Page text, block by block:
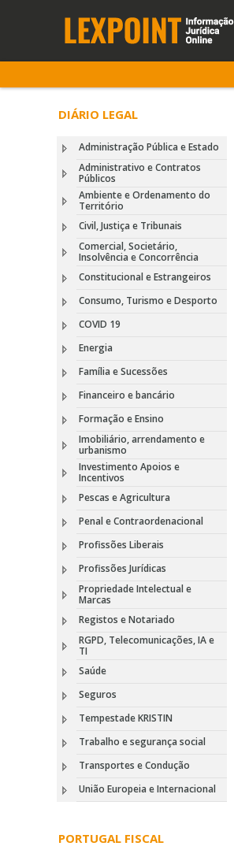
DIÁRIO LEGAL
Administração Pública e Estado
Administrativo e Contratos
Públicos
Ambiente e Ordenamento do
Território
Civil, Justiça e Tribunais
Comercial, Societário,
Insolvência e Concorrência
Constitucional e Estrangeiros
Consumo, Turismo e Desporto
COVID 19
Energia
Família e Sucessões
Financeiro e bancário
Formação e Ensino
Imobiliário, arrendamento e
urbanismo
Investimento Apoios e
Incentivos
Pescas e Agricultura
Penal e Contraordenacional
Profissões Liberais
Profissões Jurídicas
Propriedade Intelectual e
Marcas
Registos e Notariado
RGPD, Telecomunicações, IA e
TI
Saúde
Seguros
Tempestade KRISTIN
Trabalho e segurança social
Transportes e Condução
União Europeia e Internacional
PORTUGAL FISCAL